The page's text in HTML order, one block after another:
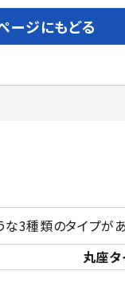
ージにもどる
3種類のタイプが
丸座タ